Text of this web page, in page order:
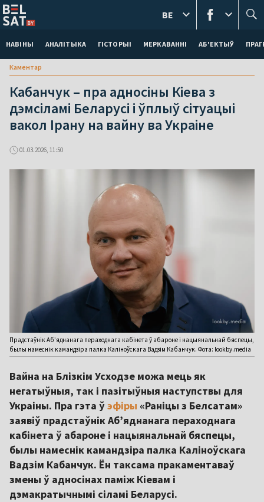
НАВІНЫ АНАЛІТЫКА ГІСТОРЫІ МЕРКАВАННI АБ'ЕКТЫЎ
BE
Каментар
Кабанчук – пра адносіны Кіева з
дэмсіламі Беларусі і ўплыў сітуацыі
вакол Ірану на вайну ва Украіне
01.03.2026, 11:50
Прадстаўнік Аб’яднанага пераходнага кабінета ў абароне і нацыянальнай бяспецы,
былы намеснік камандзіра палка Каліноўскага Вадзім Кабанчук. Фота: lookby.media
Вайна на Блізкім Усходзе можа мець як
негатыўныя, так і пазітыўныя наступствы для
Украіны. Пра гэта ўэфіры «Раніцы з Белсатам»
заявіў прадстаўнік Аб’яднанага пераходнага
кабінета ў абароне і нацыянальнай бяспецы,
былы намеснік камандзіра палка Каліноўскага
Вадзім Кабанчук. Ён таксама пракаментаваў
змены ў адносінах паміж Кіевам і
дэмакратычнымі сіламі Беларусі.